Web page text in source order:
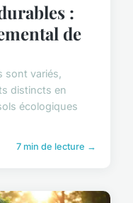
:
de
sont variés,
distincts en
écologiques
7 min de lecture →